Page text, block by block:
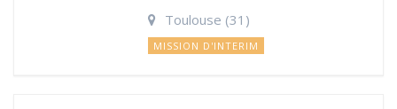
Toulouse (31)
MISSION D'INTERIM